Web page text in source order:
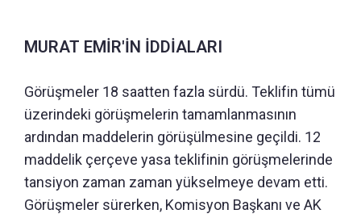
MURAT EMİR'İN İDDİALARI
Görüşmeler 18 saatten fazla sürdü. Teklifin tümü
üzerindeki görüşmelerin tamamlanmasının
ardından maddelerin görüşülmesine geçildi. 12
maddelik çerçeve yasa teklifinin görüşmelerinde
tansiyon zaman zaman yükselmeye devam etti.
Görüşmeler sürerken, Komisyon Başkanı ve AK